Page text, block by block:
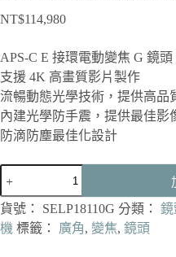
NT$114,980
APS-C E 接環電動變焦 G 鏡頭
支援 4K 高畫質影片製作
流暢動態光學技術，提供高品
內建光學防手震，提供最佳影
防滴防塵最佳化設計
SONY
SELP18110G
恆
定
光
貨號： SELP18110G 分類： 鏡
機 標籤： 廣角, 變焦, 鏡頭